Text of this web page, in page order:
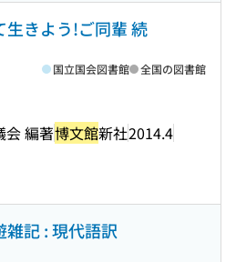
生きよう!ご同輩 続
会 編著博文館新社2014.4
国立国会図書館 全国の図書館
雑記 : 現代語訳